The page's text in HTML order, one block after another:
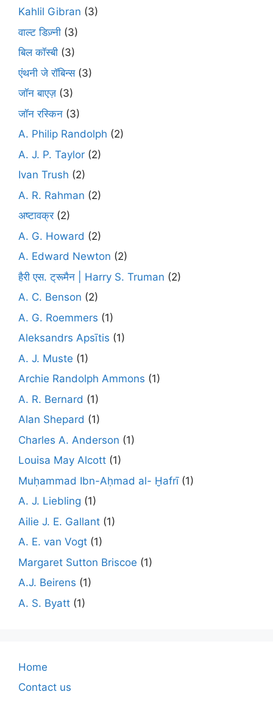
Kahlil Gibran (3)
वाल्ट डिज़्नी (3)
बिल कॉस्बी (3)
एंथनी जे रॉबिन्स(3)
जॉन बाएज़ (3)
जॉन रस्किन (3)
A. Philip Randolph (2)
A. J. P. Taylor (2)
Ivan Trush (2)
A. R. Rahman (2)
अष्टावक्र(2)
A. G. Howard (2)
A. Edward Newton (2)
हैरी एस. ट्रूमैन | Harry S. Truman (2)
A. C. Benson (2)
A. G. Roemmers (1)
Aleksandrs Apsītis (1)
A. J. Muste (1)
Archie Randolph Ammons (1)
A. R. Bernard (1)
Alan Shepard (1)
Charles A. Anderson (1)
Louisa May Alcott (1)
Muḥammad Ibn-Aḥmad al- Ḫafrī(1)
A. J. Liebling (1)
Ailie J. E. Gallant (1)
A. E. van Vogt (1)
Margaret Sutton Briscoe (1)
A.J. Beirens (1)
A. S. Byatt (1)
Home
Contact us